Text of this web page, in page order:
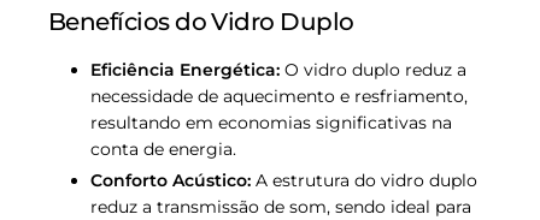
Benefícios do Vidro Duplo
Eficiência Energética: O vidro duplo reduz a
necessidade de aquecimento e resfriamento,
resultando em economias significativas na
conta de energia.
Conforto Acústico: A estrutura do vidro duplo
reduz a transmissão de som, sendo ideal para